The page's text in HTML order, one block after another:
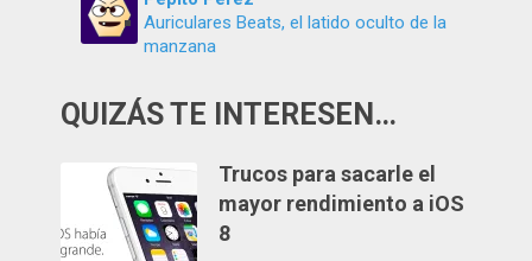
Auriculares Beats, el latido oculto de la
manzana
QUIZÁS TE INTERESEN…
Trucos para sacarle el
mayor rendimiento a iOS
8